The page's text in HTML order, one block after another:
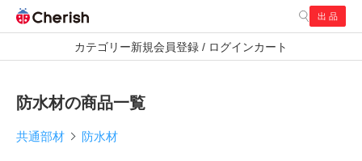
検索
出 品
カテゴリー新規会員登録 / ログインカート
お探し商品
防水材の商品一覧
共通部材 防水材